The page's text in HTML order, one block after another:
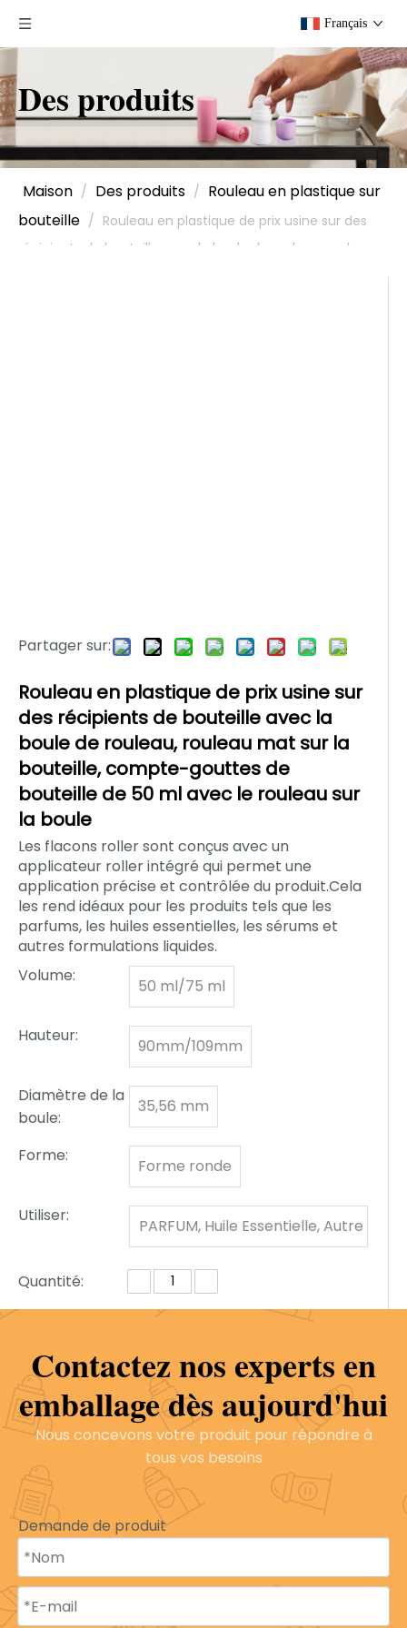
Français
Des produits
Maison / Des produits / Rouleau en plastique sur
bouteille / Rouleau en plastique de prix usine sur des
récipients de bouteille avec la boule de rouleau, rouleau
Partager sur:
Rouleau en plastique de prix usine sur
des récipients de bouteille avec la
boule de rouleau, rouleau mat sur la
bouteille, compte-gouttes de
bouteille de 50 ml avec le rouleau sur
la boule
Les flacons roller sont conçus avec un
applicateur roller intégré qui permet une
application précise et contrôlée du produit.Cela
les rend idéaux pour les produits tels que les
parfums, les huiles essentielles, les sérums et
autres formulations liquides.
Volume:
50 ml/75 ml
Hauteur:
90mm/109mm
Diamètre de la
boule:
35,56 mm
Forme:
Forme ronde
Utiliser:
PARFUM, Huile Essentielle, Autre
Quantité:
enquête
Modèle:B1007 Marque de produit:B
Y
A
Description du produit
Profil de l'entreprise
Contactez nos experts en
emballage dès aujourd'hui
Nous concevons votre produit pour répondre à
tous vos besoins
Demande de produit